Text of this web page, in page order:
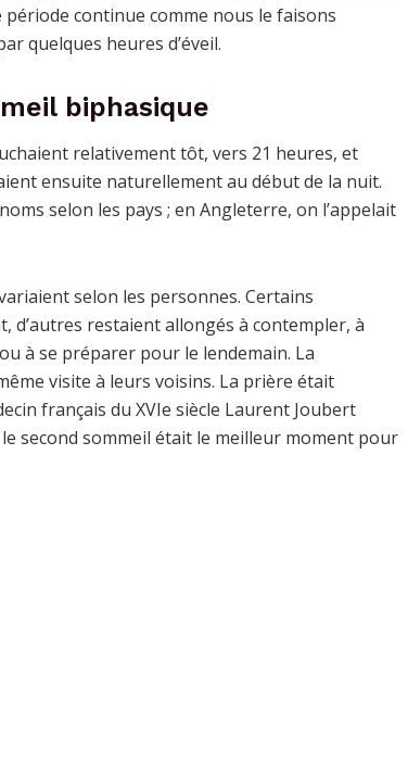
période continue comme nous le faisons
quelques heures d’éveil.
biphasique
relativement tôt, vers 21 heures, et
ensuite naturellement au début de la nuit.
selon les pays ; en Angleterre, on l’appelait
selon les personnes. Certains
d’autres restaient allongés à contempler, à
à se préparer pour le lendemain. La
visite à leurs voisins. La prière était
français du XVIe siècle Laurent Joubert
second sommeil était le meilleur moment pour